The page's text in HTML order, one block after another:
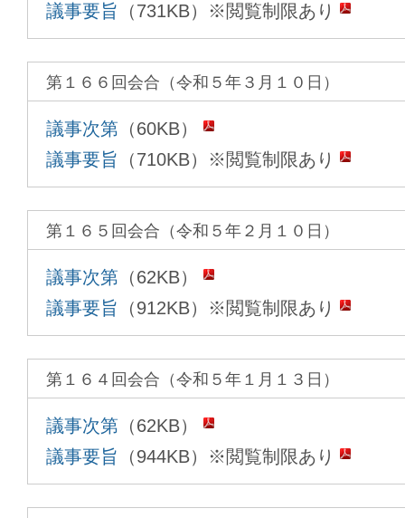
議事要旨 （731KB）※閲覧制限あり
第１６６回会合（令和５年３月１０日）
議事次第 （60KB）
議事要旨 （710KB）※閲覧制限あり
第１６５回会合（令和５年２月１０日）
議事次第 （62KB）
議事要旨 （912KB）※閲覧制限あり
第１６４回会合（令和５年１月１３日）
議事次第 （62KB）
議事要旨 （944KB）※閲覧制限あり